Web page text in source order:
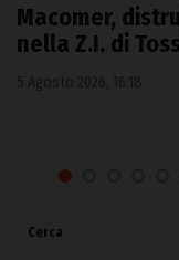
Macomer,
nella Z.I. di
Cerca